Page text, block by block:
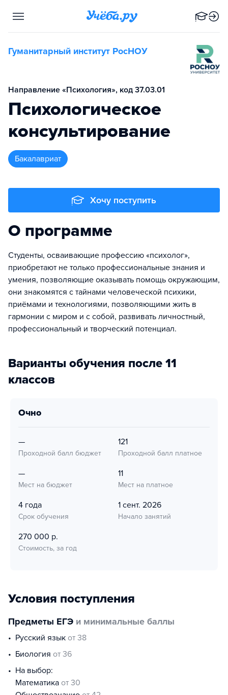
Гуманитарный институт РосНОУ
Направление «Психология», код 37.03.01
Психологическое
консультирование
бакалавриат
Хочу поступить
О программе
Студенты, осваивающие профессию «психолог»,
приобретают не только профессиональные знания и
умения, позволяющие оказывать помощь окружающим,
они знакомятся с тайнами человеческой психики,
приёмами и технологиями, позволяющими жить в
гармонии с миром и с собой, развивать личностный,
профессиональный и творческий потенциал.
Варианты обучения после 11
классов
очно
—
Проходной балл бюджет
121
Проходной балл платное
—
Мест на бюджет
11
Мест на платное
4 года
Срок обучения
1 сент. 2026
Начало занятий
270 000 р.
Стоимость, за год
Условия поступления
Предметы ЕГЭ и минимальные баллы
русский язык от 38
биология от 36
На выбор:
математика от 30